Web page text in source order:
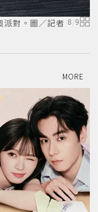
對。圖／記者 8/9
MORE